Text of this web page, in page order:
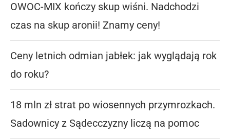
OWOC-MIX kończy skup wiśni. Nadchodzi
czas na skup aronii! Znamy ceny!
Ceny letnich odmian jabłek: jak wyglądają rok
do roku?
18 mln zł strat po wiosennych przymrozkach.
Sadownicy z Sądecczyzny liczą na pomoc